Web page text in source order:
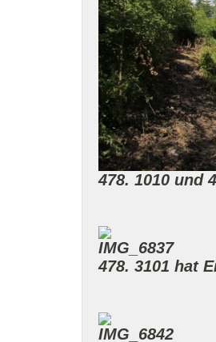
478. 1010 und
478. 3101 hat